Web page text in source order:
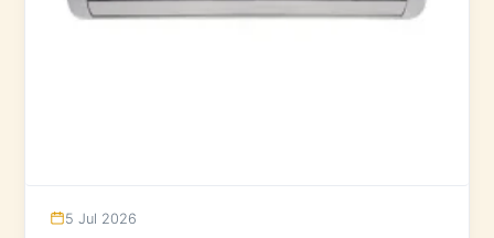
5 Jul 2026